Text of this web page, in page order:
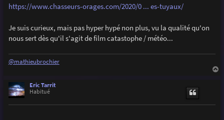
s
s
e
https://www.chasseurs-orages.com/2020/0 ... es-tuyaux/
Je suis curieux, mais pas hyper hypé non plus, vu la qualité qu'on
nous sert dès qu'il s'agit de film catastophe / météo...
@mathieubrochier
Eric Tarrit
Habitué